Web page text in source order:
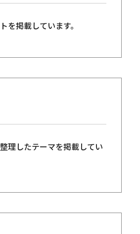
を掲載しています。
理したテーマを掲載してい